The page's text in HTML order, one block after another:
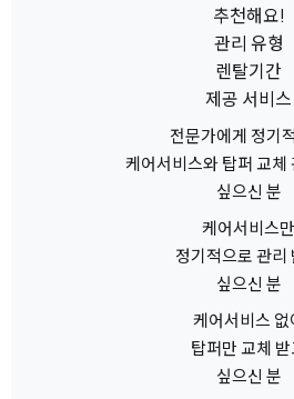
추천해요!
관리 유형
렌탈기간
제공 서비스
전문가에게 정기
케어서비스와 탑퍼 교체
싶으신 분
케어서비스만
정기적으로 관리
싶으신 분
케어서비스 없
탑퍼만 교체 받
싶으신 분